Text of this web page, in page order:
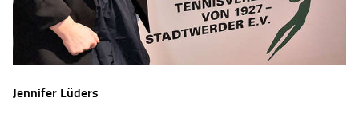
Jennifer Lüders